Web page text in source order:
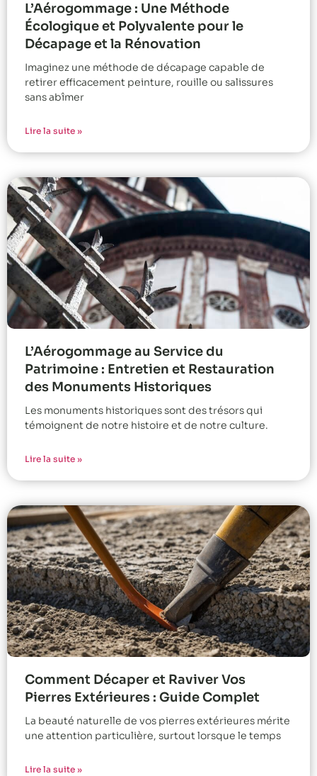
L’Aérogommage : Une Méthode
Écologique et Polyvalente pour le
Décapage et la Rénovation
Imaginez une méthode de décapage capable de
retirer efficacement peinture, rouille ou salissures
sans abîmer
Lire la suite »
L’Aérogommage au Service du
Patrimoine : Entretien et Restauration
des Monuments Historiques
Les monuments historiques sont des trésors qui
témoignent de notre histoire et de notre culture.
Lire la suite »
Comment Décaper et Raviver Vos
Pierres Extérieures : Guide Complet
La beauté naturelle de vos pierres extérieures mérite
une attention particulière, surtout lorsque le temps
Lire la suite »